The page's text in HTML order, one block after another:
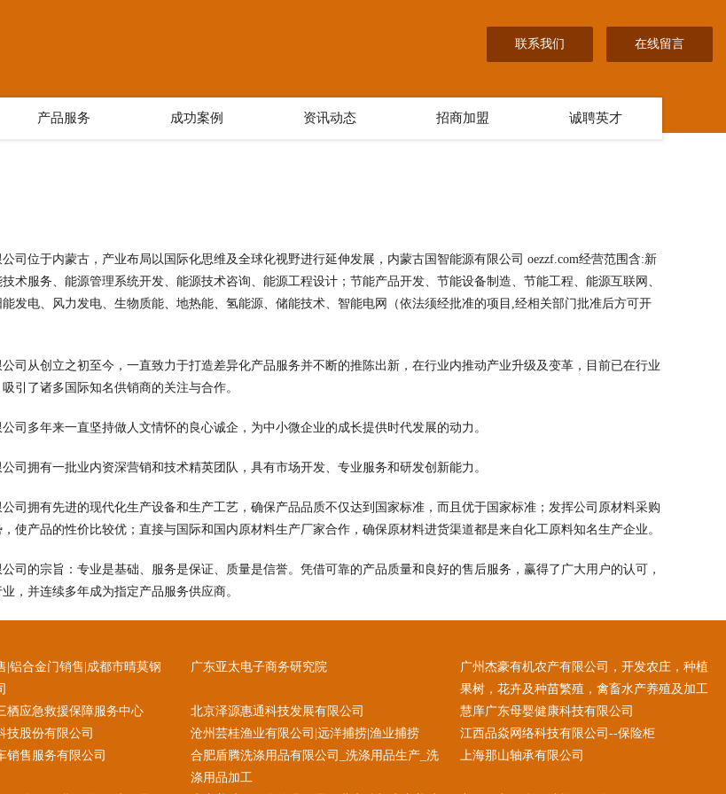
联系我们 在线留言
产品服务 成功案例 资讯动态 招商加盟 诚聘英才
司位于内蒙古，产业布局以国际化思维及全球化视野进行延伸发展，内蒙古国智能源有限公司 oezzf.com经营范围含:新
术服务、能源管理系统开发、能源技术咨询、能源工程设计；节能产品开发、节能设备制造、节能工程、能源互联网、
发电、风力发电、生物质能、地热能、氢能源、储能技术、智能电网（依法须经批准的项目,经相关部门批准后方可开
司从创立之初至今，一直致力于打造差异化产品服务并不断的推陈出新，在行业内推动产业升级及变革，目前已在行业
引了诸多国际知名供销商的关注与合作。
司多年来一直坚持做人文情怀的良心诚企，为中小微企业的成长提供时代发展的动力。
司拥有一批业内资深营销和技术精英团队，具有市场开发、专业服务和研发创新能力。
司拥有先进的现代化生产设备和生产工艺，确保产品品质不仅达到国家标准，而且优于国家标准；发挥公司原材料采购
使产品的性价比较优；直接与国际和国内原材料生产厂家合作，确保原材料进货渠道都是来自化工原料知名生产企业。
司的宗旨：专业是基础、服务是保证、质量是信誉。凭借可靠的产品质量和良好的售后服务，赢得了广大用户的认可，
，并连续多年成为指定产品服务供应商。
|铝合金门销售|成都市晴莫钢
广东亚太电子商务研究院
广州杰豪有机农产有限公司，开发农庄，种植
果树，花卉及种苗繁殖，禽畜水产养殖及加工
栖应急救援保障服务中心
北京泽源惠通科技发展有限公司
慧庠广东母婴健康科技有限公司
技股份有限公司
沧州芸桂渔业有限公司|远洋捕捞|渔业捕捞
江西品焱网络科技有限公司--保险柜
销售服务有限公司
合肥盾腾洗涤用品有限公司_洗涤用品生产_洗
涤用品加工
上海那山轴承有限公司